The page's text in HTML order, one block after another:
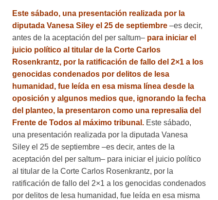
Este sábado, una presentación realizada por la
diputada Vanesa Siley el 25 de septiembre –es decir,
antes de la aceptación del per saltum– para iniciar el
juicio político al titular de la Corte Carlos
Rosenkrantz, por la ratificación de fallo del 2×1 a los
genocidas condenados por delitos de lesa
humanidad, fue leída en esa misma línea desde la
oposición y algunos medios que, ignorando la fecha
del planteo, la presentaron como una represalia del
Frente de Todos al máximo tribunal. Este sábado,
una presentación realizada por la diputada Vanesa
Siley el 25 de septiembre –es decir, antes de la
aceptación del per saltum– para iniciar el juicio político
al titular de la Corte Carlos Rosenkrantz, por la
ratificación de fallo del 2×1 a los genocidas condenados
por delitos de lesa humanidad, fue leída en esa misma